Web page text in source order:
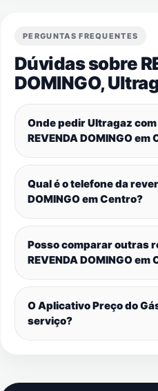
PERGUNTAS FREQUENTES
Dúvidas sobre
DOMINGO,
Onde pedir Ultragaz
REVENDA DOMINGO em
Qual é o telefone da
DOMINGO emCentro?
Posso comparar outras
REVENDA DOMINGO em
O Aplicativo Preço do
serviço?